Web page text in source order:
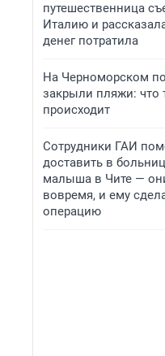
путешественница
Италию и
денег потратила
На Черноморском
закрыли пляжи: что
происходит
Сотрудники ГАИ
доставить в
малыша в Чите —
вовремя, и ему
операцию